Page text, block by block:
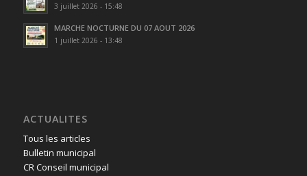
3 juillet 2026 - 15:48
MARCHE NOCTURNE DU 07 AOUT 2026
1 juillet 2026 - 13:48
ACTUALITES
Tous les articles
Bulletin municipal
CR Conseil municipal